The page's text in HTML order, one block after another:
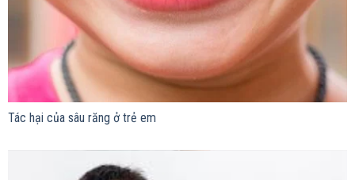
Tác hại của sâu răng ở trẻ em